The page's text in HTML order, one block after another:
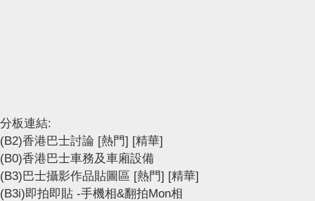
分板連結:
(B2)香港巴士討論 [熱門] [精華]
(B0)香港巴士車務及車廂設備
(B3)巴士攝影作品貼圖區 [熱門] [精華]
(B3i)即拍即貼 -手機相&翻拍Mon相